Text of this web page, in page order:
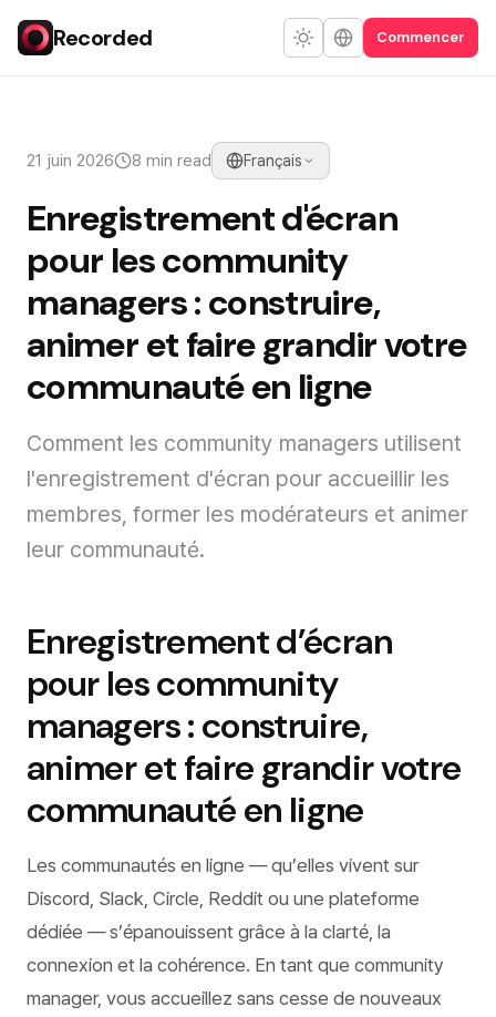
Recorded Commencer
21 juin 2026 8 min read Français
Enregistrement d'écran
pour les community
managers : construire,
animer et faire grandir votre
communauté en ligne
Comment les community managers utilisent
l'enregistrement d'écran pour accueillir les
membres, former les modérateurs et animer
leur communauté.
Enregistrement d’écran
pour les community
managers : construire,
animer et faire grandir votre
communauté en ligne
Les communautés en ligne — qu’elles vivent sur
Discord, Slack, Circle, Reddit ou une plateforme
dédiée — s’épanouissent grâce à la clarté, la
connexion et la cohérence. En tant que community
manager, vous accueillez sans cesse de nouveaux